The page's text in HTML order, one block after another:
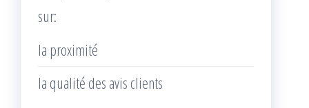
sur:
la proximité
la qualité des avis clients